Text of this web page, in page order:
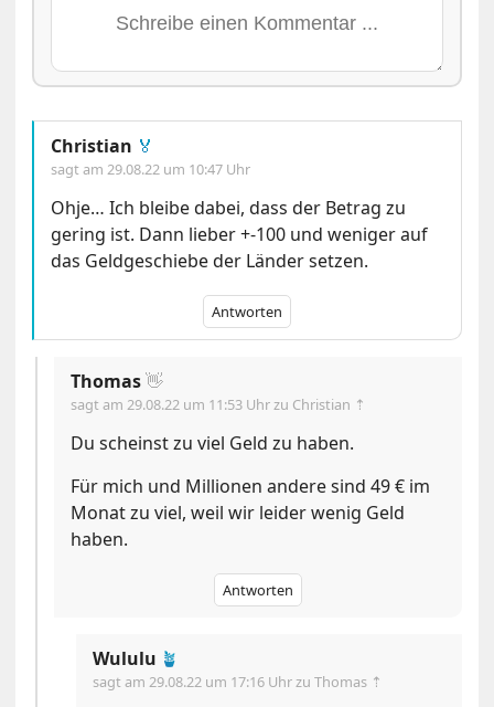
Christian 🏅
sagt am29.08.22 um 10:47 Uhr
Ohje… Ich bleibe dabei, dass der Betrag zu
gering ist. Dann lieber +-100 und weniger auf
das Geldgeschiebe der Länder setzen.
Antworten
Thomas👋
sagt am29.08.22 um 11:53 Uhrzu Christian ⇡
Du scheinst zu viel Geld zu haben.
Für mich und Millionen andere sind 49 € im
Monat zu viel, weil wir leider wenig Geld
haben.
Antworten
Wululu 🪴
sagt am29.08.22 um 17:16 Uhrzu Thomas ⇡